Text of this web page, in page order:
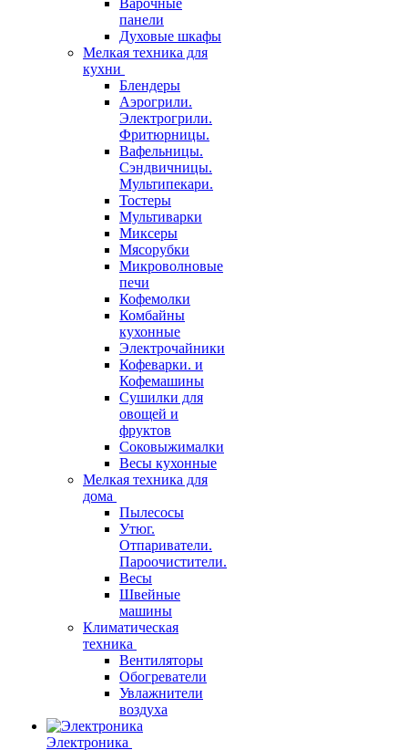
Варочные
панели
Духовые шкафы
Мелкая техника для
кухни
Блендеры
Аэрогрили.
Электрогрили.
Фритюрницы.
Вафельницы.
Сэндвичницы.
Мультипекари.
Тостеры
Мультиварки
Миксеры
Мясорубки
Микроволновые
печи
Кофемолки
Комбайны
кухонные
Электрочайники
Кофеварки. и
Кофемашины
Сушилки для
овощей и
фруктов
Соковыжималки
Весы кухонные
Мелкая техника для
дома
Пылесосы
Утюг.
Отпариватели.
Пароочистители.
Весы
Швейные
машины
Климатическая
техника
Вентиляторы
Обогреватели
Увлажнители
воздуха
Электроника